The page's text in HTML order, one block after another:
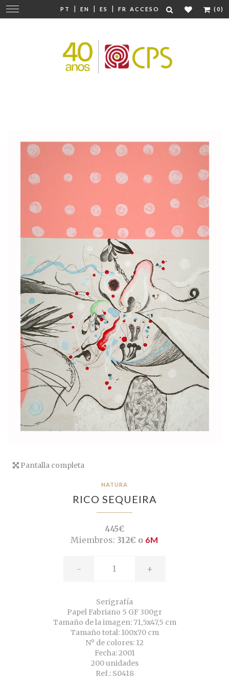
PT | EN | ES | FR ACCESO (0)
Cambiar
navegación
Pantalla completa
NATURA
RICO SEQUEIRA
445€
Miembros: 312€ o 6M
- +
Serigrafía
Papel Fabriano 5 GF 300gr
Tamaño de la imagen: 71,5x47,5 cm
Tamaño total: 100x70 cm
Nº de colores: 12
Fecha: 2001
200 unidades
Ref.: S0418